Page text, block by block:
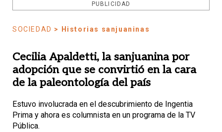
PUBLICIDAD
SOCIEDAD > Historias sanjuaninas
Cecilia Apaldetti, la sanjuanina por
adopción que se convirtió en la cara
de la paleontología del país
Estuvo involucrada en el descubrimiento de Ingentia
Prima y ahora es columnista en un programa de la TV
Pública.